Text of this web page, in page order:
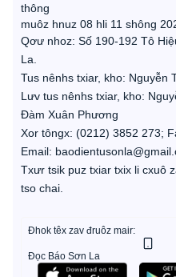
thông
muôz hnuz 08 hli 11 shông
Qơư nhoz: Số 190-192 Tô
La.
Tus nênhs txiar, kho: Nguyễn
Lưv tus nênhs txiar, kho:
Đàm Xuân Phương
Xor tôngx: (0212) 3852 273;
Email:
Txưr tsik puz txiar txix li cxuô
tso chai.
Đhok têx zav đruôz mair:
Đọc Báo Sơn La